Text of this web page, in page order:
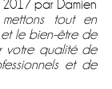
par Damien
tout en
le bien-être de
votre qualité de
et de